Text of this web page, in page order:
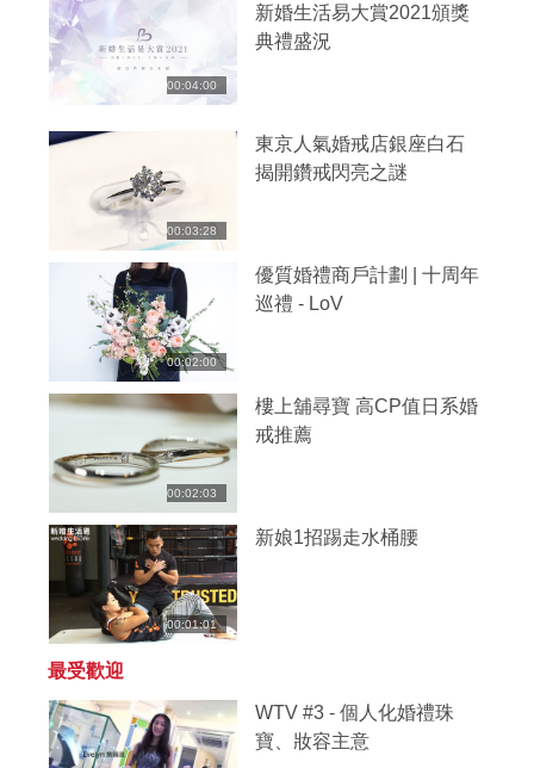
00:04:00
新婚生活易大賞2021頒獎
典禮盛況
00:03:28
東京人氣婚戒店銀座白石
揭開鑽戒閃亮之謎
00:02:00
優質婚禮商戶計劃 | 十周年
巡禮 - LoV
00:02:03
樓上舖尋寶 高CP值日系婚
戒推薦
00:01:01
新娘1招踢走水桶腰
最受歡迎
WTV #3 - 個人化婚禮珠
寶、妝容主意